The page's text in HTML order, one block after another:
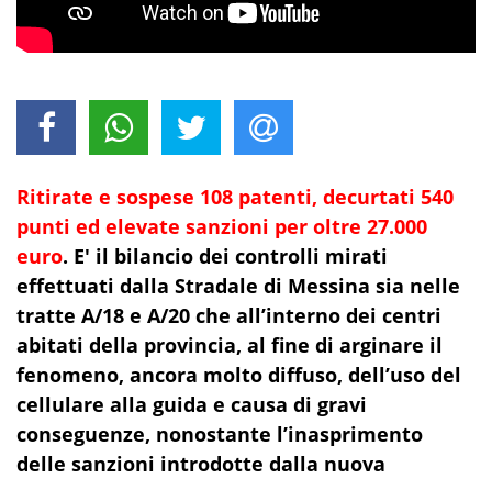
Ritirate e sospese 108 patenti, decurtati 540
punti ed elevate sanzioni per oltre 27.000
euro. E' il bilancio dei controlli mirati
effettuati dalla Stradale di Messina sia nelle
tratte A/18 e A/20 che all’interno dei centri
abitati della provincia, al fine di arginare il
fenomeno, ancora molto diffuso, dell’uso del
cellulare alla guida e causa di gravi
conseguenze, nonostante l’inasprimento
delle sanzioni introdotte dalla nuova